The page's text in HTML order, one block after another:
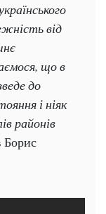
від
що в
до
і ніяк
районів
Борис